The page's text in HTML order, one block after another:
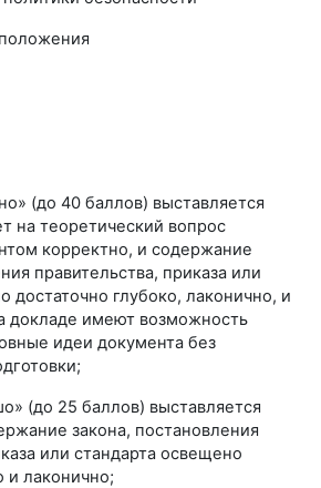
(до 40 баллов) выставляется
на теоретический вопрос
корректно, и содержание
правительства, приказа или
достаточно глубоко, лаконично, и
докладе имеют возможность
идеи документа без
(до 25 баллов) выставляется
закона, постановления
или стандарта освещено
и лаконично;